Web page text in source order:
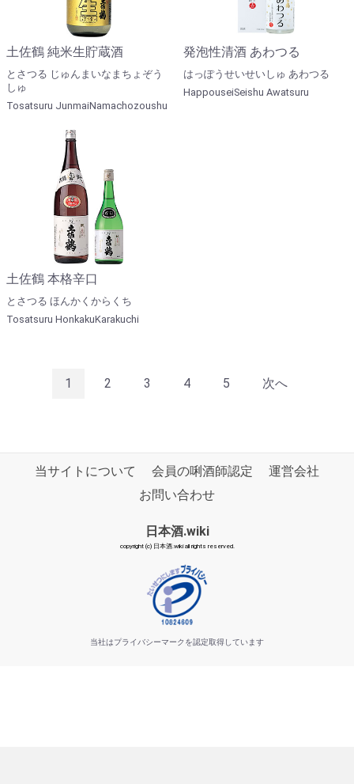
土佐鶴 純米生貯蔵酒
とさつる じゅんまいなまちょぞう
しゅ
Tosatsuru JunmaiNamachozoushu
発泡性清酒 あわつる
はっぽうせいせいしゅ あわつる
HappouseiSeishu Awatsuru
土佐鶴 本格辛口
とさつる ほんかくからくち
Tosatsuru HonkakuKarakuchi
1 2 3 4 5 次へ
当サイトについて 会員の唎酒師認定
運営会社
お問い合わせ
日本酒.wiki
copyright (c) 日本酒.wiki all rights reserved.
当社はプライバシーマークを認定取得しています